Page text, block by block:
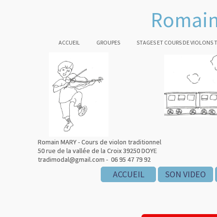
ACCUEIL GROUPES STAGES ET COURS DE VIOLONS
Romain MARY - Cours de violon traditionnel
50 rue de la vallée de la Croix 39250 DOYE
tradimodal@gmail.com - 06 95 47 79 92
Romain MARY - Cours de violon traditionnel
50 rue de la vallée de la Croix 39250 DOYE
tradimodal@gmail.com - 06 95 47 79 92
ACCUEIL
ACCUEIL
ACCUEIL SON VIDEO
SON VIDEO
SON VIDEO